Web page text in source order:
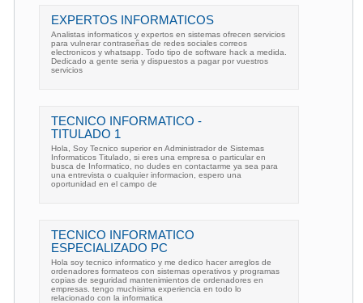
EXPERTOS INFORMATICOS
Analistas informaticos y expertos en sistemas ofrecen servicios
para vulnerar contraseñas de redes sociales correos
electronicos y whatsapp. Todo tipo de software hack a medida.
Dedicado a gente seria y dispuestos a pagar por vuestros
servicios
TECNICO INFORMATICO -
TITULADO 1
Hola, Soy Tecnico superior en Administrador de Sistemas
Informaticos Titulado, si eres una empresa o particular en
busca de Informatico, no dudes en contactarme ya sea para
una entrevista o cualquier informacion, espero una
oportunidad en el campo de
TECNICO INFORMATICO
ESPECIALIZADO PC
Hola soy tecnico informatico y me dedico hacer arreglos de
ordenadores formateos con sistemas operativos y programas
copias de seguridad mantenimientos de ordenadores en
empresas. tengo muchisima experiencia en todo lo
relacionado con la informatica